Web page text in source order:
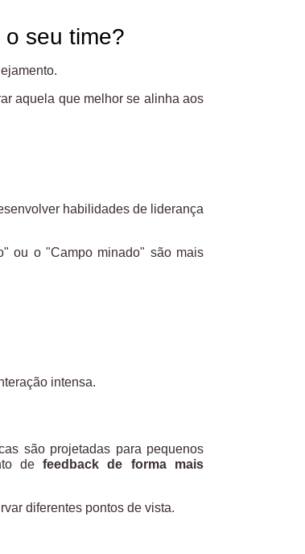
seu time?
aquela que melhor se alinha aos
habilidades de liderança
ou o "Campo minado" são mais
intensa.
são projetadas para pequenos
defeedback de forma mais
diferentes pontos de vista.